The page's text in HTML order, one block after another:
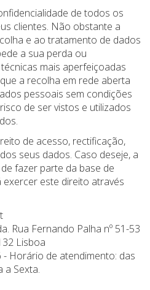
de todos os
clientes. Não obstante a
e ao tratamento de dados
a sua perda ou
mais aperfeiçoadas
a recolha em rede aberta
pessoais sem condições
de ser vistos e utilizados
de acesso, rectificação,
seus dados. Caso deseje, a
fazer parte da base de
este direito através
Rua Fernando Palha nº 51-53
Lisboa
Horário de atendimento: das
a Sexta.